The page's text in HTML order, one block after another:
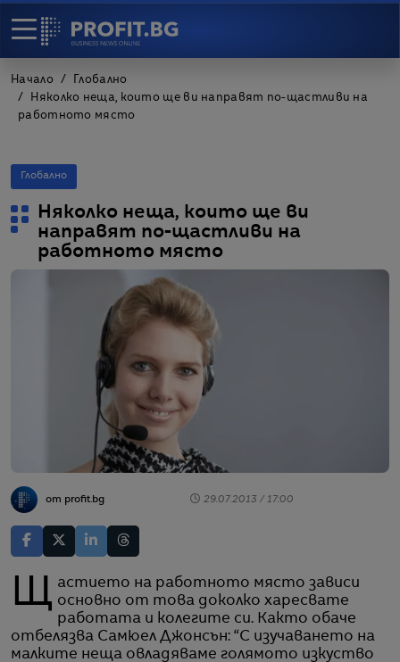
Начало
Глобално
Няколко неща, които ще ви направят по-щастливи на
работното място
Глобално
Няколко неща, които ще ви
направят по-щастливи на
работното място
от profit.bg 29.07.2013 / 17:00
Щастието на работното място зависи основно от това доколко харесвате
работата и колегите си. Както обаче
отбелязва Самюел Джонсън: “С изучаването на
малките неща овладяваме голямото изкуство